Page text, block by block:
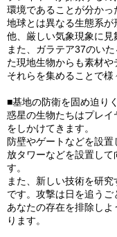
環境であることが分かっ
地球とは異なる生態系
他、厳しい気象現象に見
また、ガラテア37のい
た現地生物からも素材や
それらを集めることで様
■基地の防衛を固め迫り
惑星の生物たちはプレ
をしかけてきます。
防壁やゲートなどを設
放タワーなどを設置して
す。
また、新しい技術を研
です。攻撃は日を追うご
あなたの存在を排除し
ります。